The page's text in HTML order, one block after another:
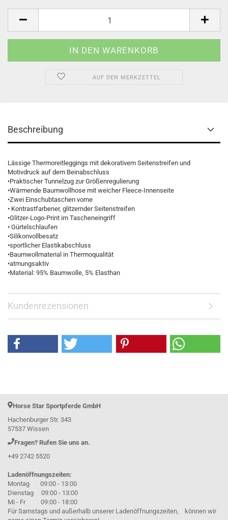
AUF DEN MERKZETTEL
Beschreibung
Lässige Thermoreitleggings mit dekorativem Seitenstreifen und
Motivdruck auf dem Beinabschluss
•Praktischer Tunnelzug zur Größenregulierung
•Wärmende Baumwollhose mit weicher Fleece-Innenseite
•Zwei Einschubtaschen vorne
• Kontrastfarbener, glitzernder Seitenstreifen
•Glitzer-Logo-Print im Tascheneingriff
• Gürtelschlaufen
•Silikonvollbesatz
•sportlicher Elastikabschluss
•Baumwollmaterial in Thermoqualität
•atmungsaktiv
•Material: 95% Baumwolle, 5% Elasthan
Kundenrezensionen
Horse Star Sportpferde GmbH
Hachenburger Str. 343
57537 Wissen
Fragen? Rufen Sie uns an.
+49 2742 5520
Ladenöffnungszeiten:
Montag 09:00 - 13:00
Dienstag 09:00 - 13:00
Mi - Fr 09:00 - 18:00
Für Samstags und außerhalb unserer Ladenöffnungszeiten, können wir